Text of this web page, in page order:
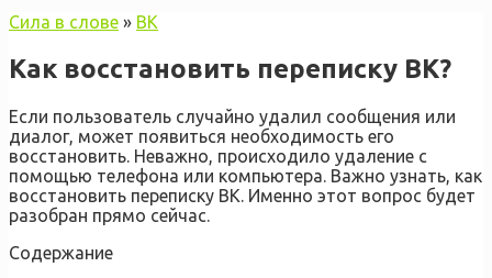
Сила в слове » ВК
Как восстановить переписку ВК?
Если пользователь случайно удалил сообщения или
диалог, может появиться необходимость его
восстановить. Неважно, происходило удаление с
помощью телефона или компьютера. Важно узнать, как
восстановить переписку ВК. Именно этот вопрос будет
разобран прямо сейчас.
Содержание